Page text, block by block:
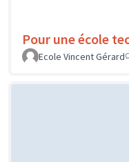
Pour une école
Ecole Vincent Gérard